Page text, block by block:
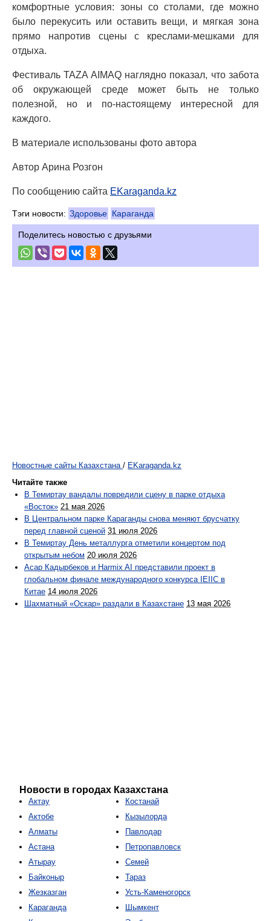
комфортные условия: зоны со столами, где можно
было перекусить или оставить вещи, и мягкая зона
прямо напротив сцены с креслами-мешками для
отдыха.
Фестиваль TAZA AIMAQ наглядно показал, что забота
об окружающей среде может быть не только
полезной, но и по-настоящему интересной для
каждого.
В материале использованы фото автора
Автор Арина Розгон
По сообщению сайта EKaraganda.kz
Тэги новости: Здоровье Караганда
Поделитесь новостью с друзьями
Новостные сайты Казахстана / EKaraganda.kz
Читайте также
В Темиртау вандалы повредили сцену в парке отдыха
«Восток» 21 мая 2026
В Центральном парке Караганды снова меняют брусчатку
перед главной сценой 31 июля 2026
В Темиртау День металлурга отметили концертом под
открытым небом 20 июля 2026
Асар Кадырбеков и Harmix AI представили проект в
глобальном финале международного конкурса IEIIC в
Китае 14 июля 2026
Шахматный «Оскар» раздали в Казахстане 13 мая 2026
Новости в городах Казахстана
Актау
Актобе
Алматы
Астана
Атырау
Байконыр
Жезказган
Караганда
Костанай
Кызылорда
Павлодар
Петропавловск
Семей
Тараз
Усть-Каменогорск
Шымкент